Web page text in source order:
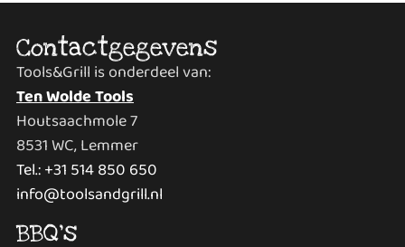
Contactgegevens
Tools&Grill is onderdeel van:
Ten Wolde Tools
Houtsaachmole 7
8531 WC, Lemmer
Tel.: +31 514 850 650
info@toolsandgrill.nl
BBQ's